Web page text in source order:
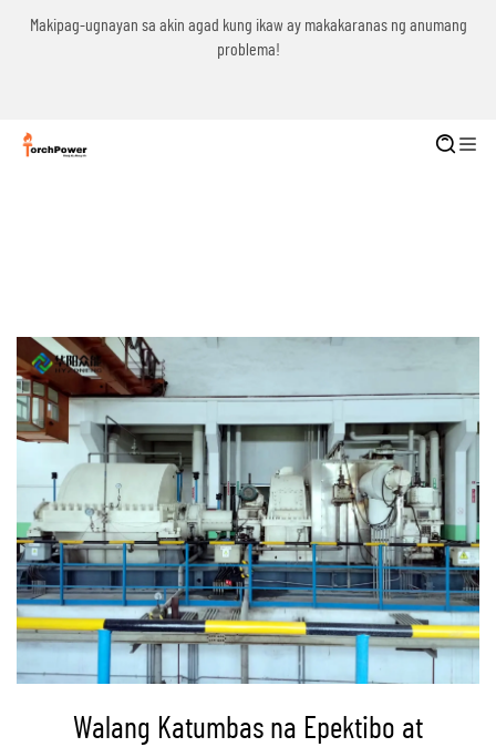
Makipag-ugnayan sa akin agad kung ikaw ay makakaranas ng anumang
problema!
Walang Katumbas na Epektibo at